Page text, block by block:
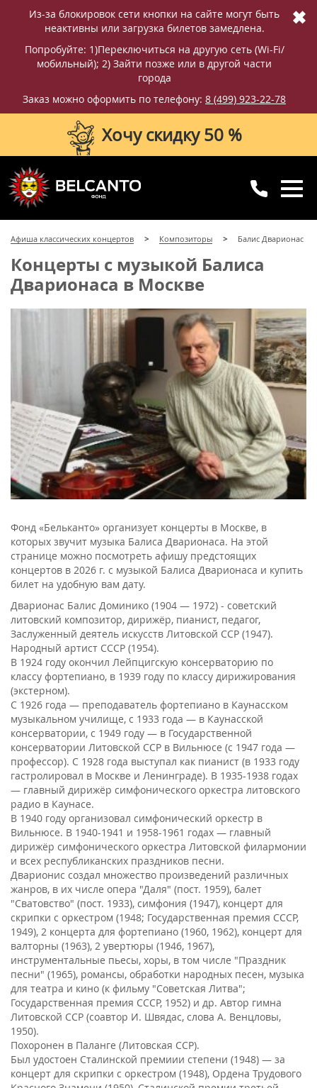
Из-за блокировок сети кнопки на сайте могут быть
неактивны или загрузка билетов замедлена.
Попробуйте: 1)Переключиться на другую сеть (Wi-Fi/
мобильный); 2) Зайти позже или в другой части
города
Заказ можно оформить по телефону: 8 (499) 923-22-78
✖
Хочу скидку 50 %
8 (499) 923-22-78
8 (800) 770-09-71
для регионов
Афиша классических концертов Композиторы Балис Дварионас
Концерты с музыкой Балиса
Дварионаса в Москве
Фонд «Бельканто» организует концерты в Москве, в
которых звучит музыка Балиса Дварионаса. На этой
странице можно посмотреть афишу предстоящих
концертов в 2026 г. с музыкой Балиса Дварионаса и купить
билет на удобную вам дату.
Дварионас Балис Доминико (1904 — 1972) - cоветский
литовский композитор, дирижёр, пианист, педагог,
Заслуженный деятель искусств Литовской ССР (1947).
Народный артист СССР (1954).
В 1924 году окончил Лейпцигскую консерваторию по
классу фортепиано, в 1939 году по классу дирижирования
(экстерном).
С 1926 года — преподаватель фортепиано в Каунасском
музыкальном училище, с 1933 года — в Каунасской
консерватории, с 1949 году — в Государственной
консерватории Литовской ССР в Вильнюсе (с 1947 года —
профессор). С 1928 года выступал как пианист (в 1933 году
гастролировал в Москве и Ленинграде). В 1935-1938 годах
— главный дирижёр симфонического оркестра литовского
радио в Каунасе.
В 1940 году организовал симфонический оркестр в
Вильнюсе. В 1940-1941 и 1958-1961 годах — главный
дирижёр симфонического оркестра Литовской филармонии
и всех республиканских праздников песни.
Дварионис создал множество произведений различных
жанров, в их числе опера "Даля" (пост. 1959), балет
"Сватовство" (пост. 1933), симфония (1947), концерт для
скрипки с оркестром (1948; Государственная премия СССР,
1949), 2 концерта для фортепиано (1960, 1962), концерт для
валторны (1963), 2 увертюры (1946, 1967),
инструментальные пьесы, хоры, в том числе "Праздник
песни" (1965), романсы, обработки народных песен, музыка
для театра и кино (к фильму "Советская Литва";
Государственная премия СССР, 1952) и др. Автор гимна
Литовской ССР (соавтор И. Швядас, слова А. Венцловы,
1950).
Похоронен в Паланге (Литовская ССР).
Был удостоен Сталинской премиии степени (1948) — за
концерт для скрипки с оркестром (1948), Ордена Трудового